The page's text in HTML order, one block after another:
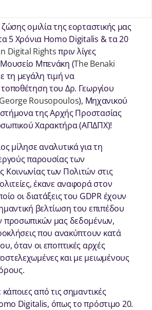
ομιλία της εορταστικής μας
5 Χρόνια Homo Digitalis & τα 20
Digital Rightsπριν λίγες
Μπενάκη (The Benaki
τη μεγάλη τιμή να
του Δρ. Γεωργίου
George Rousopoulos), Μηχανικού
της Αρχής Προστασίας
Χαρακτήρα (ΑΠΔΠΧ)!
μίλησε αναλυτικά για τη
παρουσίας των
Κοινωνίας των Πολιτών στις
έκανε αναφορά στον
οι διατάξεις του GDPR έχουν
βελτίωση του επιπέδου
προσωπικών μας δεδομένων,
που ανακύπτουν κατά
όταν οι εποπτικές αρχές
και με μειωμένους
από τις σημαντικές
Digitalis, όπως το πρόστιμο 20.